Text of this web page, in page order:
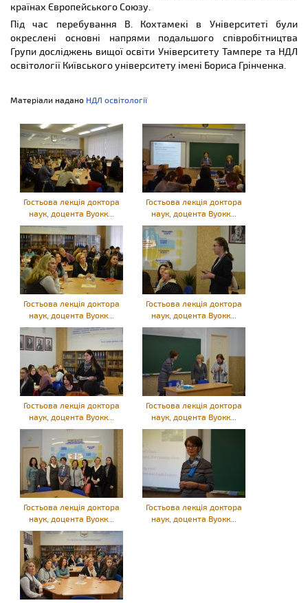
країнах Європейського Союзу.
Під час перебування В. Кохтамекі в Університеті були
окреслені основні напрями подальшого співробітництва
Групи досліджень вищої освіти Університету Тампере та НДЛ
освітології Київського університету імені Бориса Грінченка.
Матеріали надано НДЛ освітології
Гостьова лекція доктора
наук, доцента Вуокк...
Гостьова лекція доктора
наук, доцента Вуокк...
Гостьова лекція доктора
наук, доцента Вуокк...
Гостьова лекція доктора
наук, доцента Вуокк...
Гостьова лекція доктора
наук, доцента Вуокк...
Гостьова лекція доктора
наук, доцента Вуокк...
Гостьова лекція доктора
наук, доцента Вуокк...
Гостьова лекція доктора
наук, доцента Вуокк...